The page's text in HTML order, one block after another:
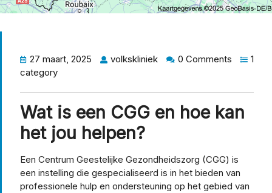
27 maart, 2025 volkskliniek 0 Comments
1
category
Wat is een CGG en hoe kan
het jou helpen?
Een Centrum Geestelijke Gezondheidszorg (CGG) is
een instelling die gespecialiseerd is in het bieden van
professionele hulp en ondersteuning op het gebied van